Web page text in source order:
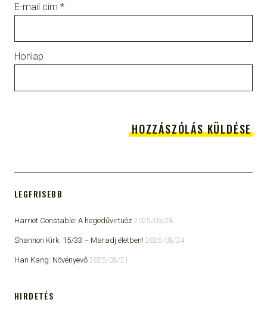
E-mail cím *
Honlap
LEGFRISEBB
Harriet Constable: A hegedűvirtuóz 2025/09/28
Shannon Kirk: 15/33 ​– Maradj életben! 2025/08/24
Han Kang: Növényevő 2025/08/21
HIRDETÉS